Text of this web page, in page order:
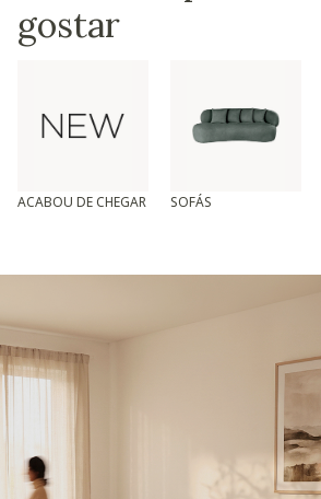
gostar
ACABOU DE CHEGAR SOFÁS